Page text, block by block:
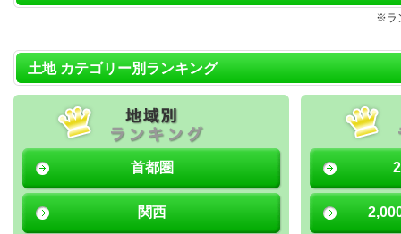
※ラ
土地 カテゴリー別ランキング
首都圏
関西